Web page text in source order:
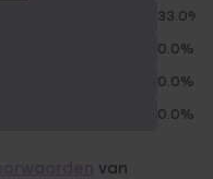
33.0%
0.0%
0.0%
0.0%
van